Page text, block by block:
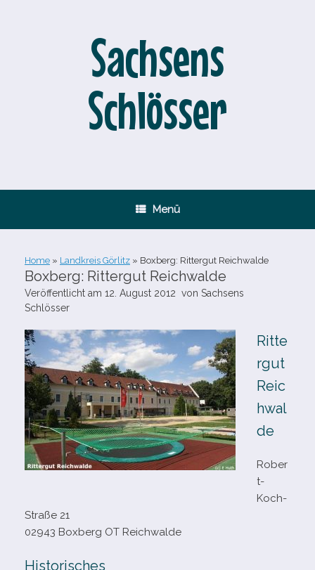
Sachsens
Schlösser
Menü
Home » Landkreis Görlitz » Boxberg: Rittergut Reichwalde
Boxberg: Rittergut Reichwalde
Veröffentlicht am 12. August 2012 von Sachsens
Schlösser
Ritte
rgut
Reic
hwal
de
Rober
t-​
Koch-​
Straße 21
02943 Boxberg OT Reichwalde
Historisches